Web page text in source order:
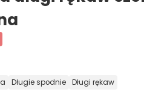
długie spodnie długi rękaw